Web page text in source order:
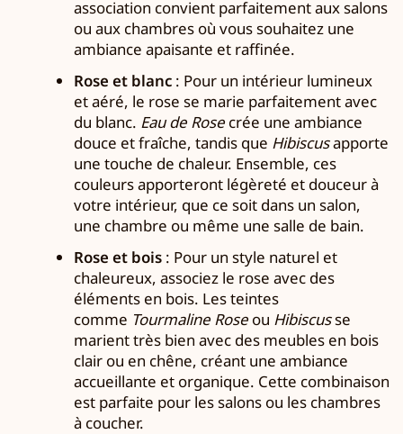
association convient parfaitement aux salons
ou aux chambres où vous souhaitez une
ambiance apaisante et raffinée.
Rose et blanc: Pour un intérieur lumineux
et aéré, le rose se marie parfaitement avec
du blanc. Eau de Rosecrée une ambiance
douce et fraîche, tandis que Hibiscusapporte
une touche de chaleur. Ensemble, ces
couleurs apporteront légèreté et douceur à
votre intérieur, que ce soit dans un salon,
une chambre ou même une salle de bain.
Rose et bois: Pour un style naturel et
chaleureux, associez le rose avec des
éléments en bois. Les teintes
comme Tourmaline Roseou Hibiscusse
marient très bien avec des meubles en bois
clair ou en chêne, créant une ambiance
accueillante et organique. Cette combinaison
est parfaite pour les salons ou les chambres
à coucher.